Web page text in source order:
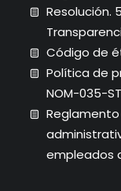
Resolución.
Código de
Política de
NOM-035-
empleados